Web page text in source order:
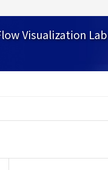
Visualization Lab